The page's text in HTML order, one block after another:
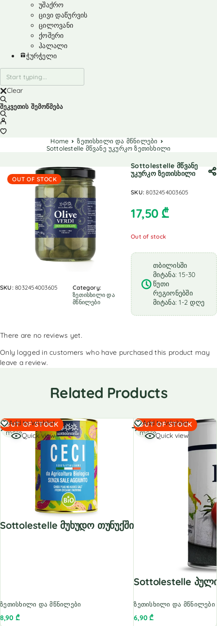
უშაქრო
ცივი დაწურვის
ცილოვანი
ქოშერი
ჰალალი
ჭურჭელი
Clear
შეკვეთის შემოწმება
Home
ზეთისხილი და მწნილები
Sottolestelle მწვანე უკურკო ზეთისხილი
OUT OF STOCK
SKU:8032454003605
Category:
ზეთისხილი და
მწნილები
Sottolestelle მწვანე
უკურკო ზეთისხილი
SKU:8032454003605
17,50 ₾
Out of stock
თბილისში
მიტანა: 15-30
წუთი
რეგიონებში
მიტანა: 1-2 დღე
There are no reviews yet.
Only logged in customers who have purchased this product may
leave a review.
Related Products
OUT OF STOCK
Add to Wishlist
Quick view
Sottolestelle Მუხუდო Თუნუქში
ზეთისხილი და მწნილები
8,90 ₾
Read
more
OUT OF STOCK
Add to Wishlist
Quick view
Sottolestelle
ზეთისხილი და მწნილები
6,90₾
Read
more